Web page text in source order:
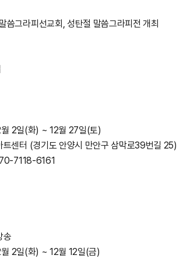
씀그라피선교회, 성탄절 말씀그라피전 개최
2일(화) ~ 12월 27일(토)
트센터 (경기도 안양시 만안구 삼막로39번길 25)
7118-6161
송
2일(화) ~ 12월 12일(금)